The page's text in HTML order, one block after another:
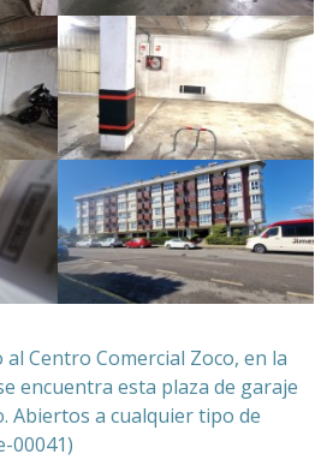
al Centro Comercial Zoco, en la
encuentra esta plaza de garaje
Abiertos a cualquier tipo de
00041)